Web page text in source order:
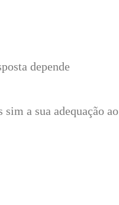
depende
a sua adequação ao